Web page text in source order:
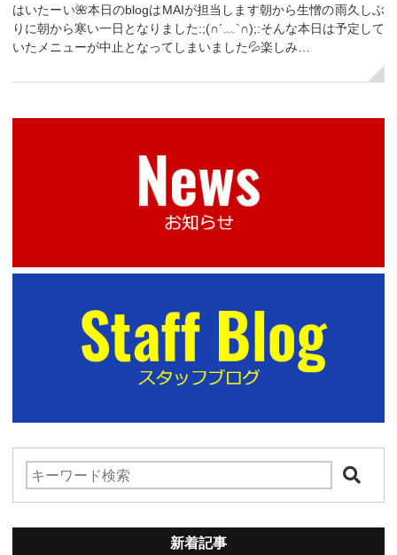
はいたーい🌺本日のblogはMAIが担当します朝から生憎の雨久しぶ
りに朝から寒い一日となりました:;(∩´﹏`∩);:そんな本日は予定して
いたメニューが中止となってしまいました💦楽しみ…
新着記事